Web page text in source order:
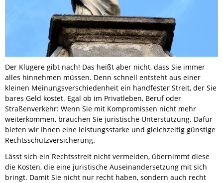
Der Klügere gibt nach! Das heißt aber nicht, dass Sie immer
alles hinnehmen müssen. Denn schnell entsteht aus einer
kleinen Meinungsverschiedenheit ein handfester Streit, der Sie
bares Geld kostet. Egal ob im Privatleben, Beruf oder
Straßenverkehr: Wenn Sie mit Kompromissen nicht mehr
weiterkommen, brauchen Sie juristische Unterstützung. Dafür
bieten wir Ihnen eine leistungsstarke und gleichzeitig günstige
Rechtsschutzversicherung.
Lässt sich ein Rechtsstreit nicht vermeiden, übernimmt diese
die Kosten, die eine juristische Auseinandersetzung mit sich
bringt. Damit Sie nicht nur recht haben, sondern auch recht